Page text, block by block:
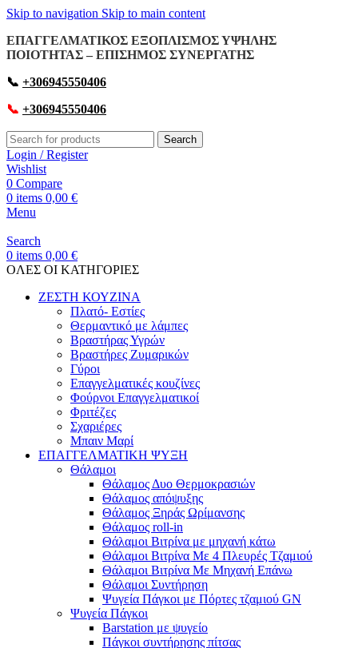
Skip to navigation Skip to main content
ΕΠΑΓΓΕΛΜΑΤΙΚΟΣ ΕΞΟΠΛΙΣΜΟΣ ΥΨΗΛΗΣ
ΠΟΙΟΤΗΤΑΣ – ΕΠΙΣΗΜΟΣ ΣΥΝΕΡΓΑΤΗΣ
📞 +306945550406
📞 +306945550406
Search
Login / Register
Wishlist
0 Compare
0 items 0,00 €
Menu
Search
0 items 0,00 €
OΛΕΣ ΟΙ ΚΑΤΗΓΟΡΙΕΣ
ΖΕΣΤΗ ΚΟΥΖΙΝΑ
Πλατό- Εστίες
Θερμαντικό με λάμπες
Βραστήρας Υγρών
Βραστήρες Ζυμαρικών
Γύροι
Επαγγελματικές κουζίνες
Φούρνοι Επαγγελματικοί
Φριτέζες
Σχαριέρες
Μπαιν Μαρί
ΕΠΑΓΓΕΛΜΑΤΙΚΗ ΨΥΞΗ
Θάλαμοι
Θάλαμος Δυο Θερμοκρασιών
Θάλαμος απόψυξης
Θάλαμος Ξηράς Ωρίμανσης
Θάλαμος roll-in
Θάλαμοι Βιτρίνα με μηχανή κάτω
Θάλαμοι Βιτρίνα Με 4 Πλευρές Τζαμιού
Θάλαμοι Βιτρίνα Με Μηχανή Επάνω
Θάλαμοι Συντήρηση
Ψυγεία Πάγκοι με Πόρτες τζαμιού GN
Ψυγεία Πάγκοι
Barstation με ψυγείο
Πάγκοι συντήρησης πίτσας